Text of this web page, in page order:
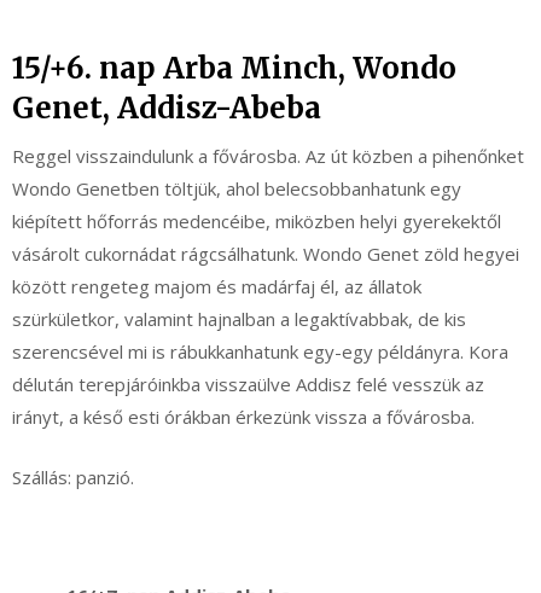
15/+6. nap Arba Minch, Wondo
Genet, Addisz-Abeba
Reggel visszaindulunk a fővárosba. Az út közben a pihenőnket
Wondo Genetben töltjük, ahol belecsobbanhatunk egy
kiépített hőforrás medencéibe, miközben helyi gyerekektől
vásárolt cukornádat rágcsálhatunk. Wondo Genet zöld hegyei
között rengeteg majom és madárfaj él, az állatok
szürkületkor, valamint hajnalban a legaktívabbak, de kis
szerencsével mi is rábukkanhatunk egy-egy példányra. Kora
délután terepjáróinkba visszaülve Addisz felé vesszük az
irányt, a késő esti órákban érkezünk vissza a fővárosba.
Szállás: panzió.